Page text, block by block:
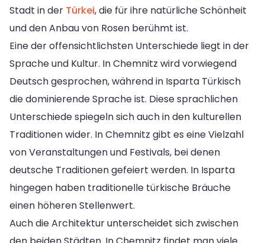
Stadt in der Türkei, die für ihre natürliche Schönheit
und den Anbau von Rosen berühmt ist.
Eine der offensichtlichsten Unterschiede liegt in der
Sprache und Kultur. In Chemnitz wird vorwiegend
Deutsch gesprochen, während in Isparta Türkisch
die dominierende Sprache ist. Diese sprachlichen
Unterschiede spiegeln sich auch in den kulturellen
Traditionen wider. In Chemnitz gibt es eine Vielzahl
von Veranstaltungen und Festivals, bei denen
deutsche Traditionen gefeiert werden. In Isparta
hingegen haben traditionelle türkische Bräuche
einen höheren Stellenwert.
Auch die Architektur unterscheidet sich zwischen